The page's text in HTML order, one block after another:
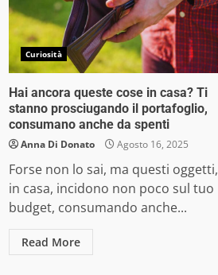
Curiosità
Hai ancora queste cose in casa? Ti
stanno prosciugando il portafoglio,
consumano anche da spenti
Anna Di Donato Agosto 16, 2025
Forse non lo sai, ma questi oggetti,
in casa, incidono non poco sul tuo
budget, consumando anche...
Read More